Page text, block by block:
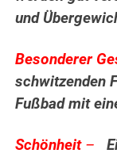
und
Besonderer
schwitzenden
Fußbad mit
Schönheit–